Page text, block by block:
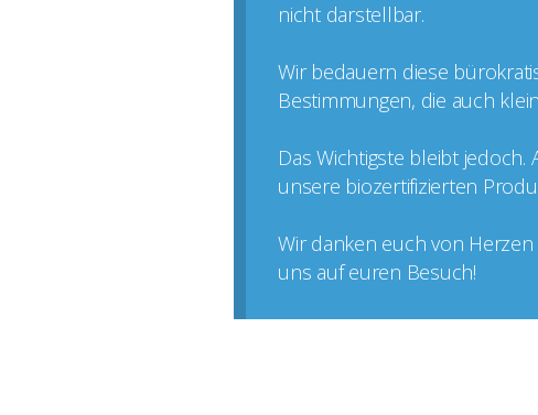
nicht darstellbar.
Wir bedauern diese
Bestimmungen, die auch
Das Wichtigste bleibt
unsere biozertifizierten
Wir danken euch von
uns auf euren Besuch!